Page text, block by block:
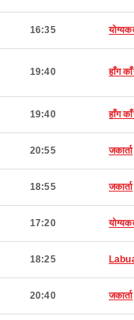
16:35
19:40 हाँग
19:40 हाँग
20:55 जकार्ता
18:55 जकार्ता
17:20
18:25
20:40 जकार्ता